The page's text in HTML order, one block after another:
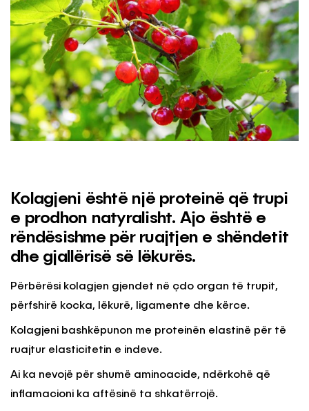
Kolagjeni është një proteinë që trupi
e prodhon natyralisht. Ajo është e
rëndësishme për ruajtjen e shëndetit
dhe gjallërisë së lëkurës.
Përbërësi kolagjen gjendet në çdo organ të trupit,
përfshirë kocka, lëkurë, ligamente dhe kërce.
Kolagjeni bashkëpunon me proteinën elastinë për të
ruajtur elasticitetin e indeve.
Ai ka nevojë për shumë aminoacide, ndërkohë që
inflamacioni ka aftësinë ta shkatërrojë.